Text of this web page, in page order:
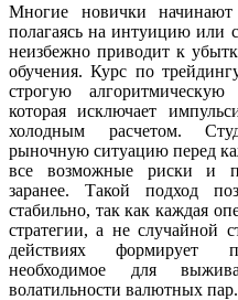
Многие новички начинают
полагаясь на интуицию или
неизбежно приводит к
обучения. Курс по
строгую алгоритмическую
которая исключает
холодным расчетом.
рыночную ситуацию перед
все возможные риски и
заранее. Такой подход
стабильно, так как каждая
стратегии, а не случайной
действиях формирует
необходимое для
волатильности валютных пар.